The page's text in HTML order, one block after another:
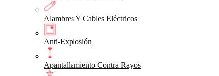
Alambres Y Cables Eléctricos
Anti-Explosión
Apantallamiento Contra Rayos